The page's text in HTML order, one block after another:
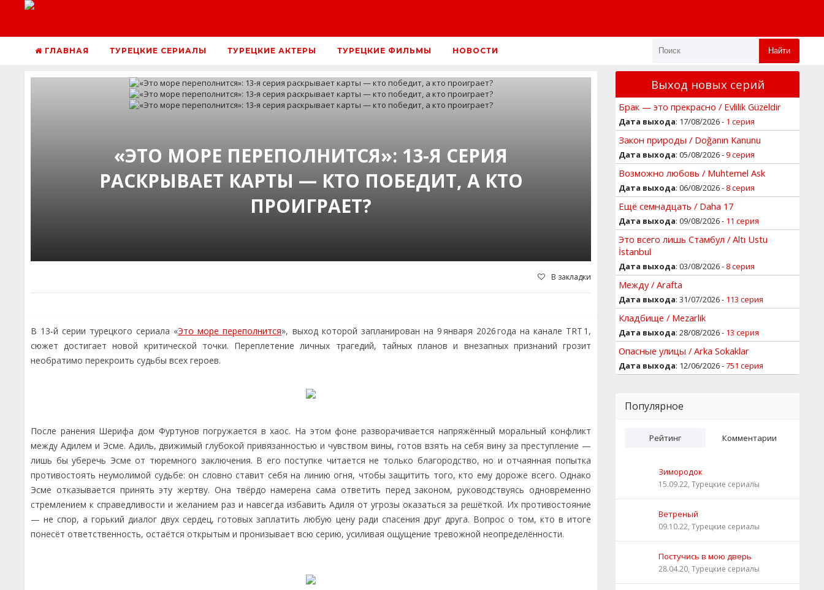
ГЛАВНАЯ ТУРЕЦКИЕ СЕРИАЛЫ ТУРЕЦКИЕ АКТЕРЫ ТУРЕЦКИЕ ФИЛЬМЫ НОВОСТИ Найти
«ЭТО МОРЕ ПЕРЕПОЛНИТСЯ»: 13‑Я СЕРИЯ
РАСКРЫВАЕТ КАРТЫ — КТО ПОБЕДИТ, А КТО
ПРОИГРАЕТ?
В закладки
В 13‑й серии турецкого сериала «Это море переполнится», выход которой запланирован на 9 января 2026 года на канале TRT 1,
сюжет достигает новой критической точки. Переплетение личных трагедий, тайных планов и внезапных признаний грозит
необратимо перекроить судьбы всех героев.
После ранения Шерифа дом Фуртунов погружается в хаос. На этом фоне разворачивается напряжённый моральный конфликт
между Адилем и Эсме. Адиль, движимый глубокой привязанностью и чувством вины, готов взять на себя вину за преступление —
лишь бы уберечь Эсме от тюремного заключения. В его поступке читается не только благородство, но и отчаянная попытка
противостоять неумолимой судьбе: он словно ставит себя на линию огня, чтобы защитить того, кто ему дороже всего. Однако
Эсме отказывается принять эту жертву. Она твёрдо намерена сама ответить перед законом, руководствуясь одновременно
стремлением к справедливости и желанием раз и навсегда избавить Адиля от угрозы оказаться за решёткой. Их противостояние
— не спор, а горький диалог двух сердец, готовых заплатить любую цену ради спасения друг друга. Вопрос о том, кто в итоге
понесёт ответственность, остаётся открытым и пронизывает всю серию, усиливая ощущение тревожной неопределённости.
Выход новых серий
Брак — это прекрасно / Evlilik Güzeldir
Дата выхода: 17/08/2026 - 1 серия
Закон природы / Doğanın Kanunu
Дата выхода: 05/08/2026 -9 серия
Возможно любовь / Muhtemel Ask
Дата выхода: 06/08/2026 - 8 серия
Ещё семнадцать / Daha 17
Дата выхода: 09/08/2026 - 11 серия
Это всего лишь Стамбул / Altı Ustu
İstanbul
Дата выхода: 03/08/2026 - 8 серия
Между / Arafta
Дата выхода: 31/07/2026 - 113 серия
Кладбище / Mezarlik
Дата выхода: 28/08/2026 - 13 серия
Опасные улицы / Arka Sokaklar
Дата выхода: 12/06/2026 -751 серия
Популярное
Рейтинг Комментарии
Зимородок
15.09.22, Турецкие сериалы
Ветреный
09.10.22, Турецкие сериалы
Постучись в мою дверь
28.04.20, Турецкие сериалы